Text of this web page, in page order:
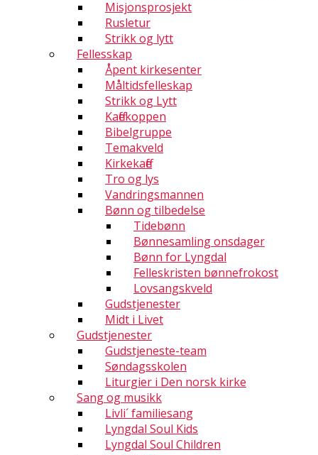
Misjonsprosjekt
Rusletur
Strikk og lytt
Fellesskap
Åpent kirkesenter
Måltidsfelleskap
Strikk og Lytt
Kaffekoppen
Bibelgruppe
Temakveld
Kirkekaffe
Tro og lys
Vandringsmannen
Bønn og tilbedelse
Tidebønn
Bønnesamling onsdager
Bønn for Lyngdal
Felleskristen bønnefrokost
Lovsangskveld
Gudstjenester
Midt i Livet
Gudstjenester
Gudstjeneste-team
Søndagsskolen
Liturgier i Den norsk kirke
Sang og musikk
Livli´ familiesang
Lyngdal Soul Kids
Lyngdal Soul Children